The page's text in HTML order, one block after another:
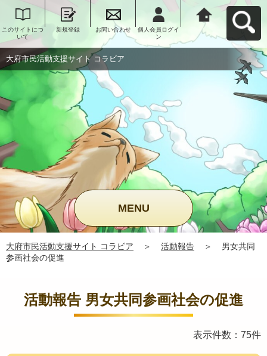
このサイトにつ
いて
新規登録 お問い合わせ
個人会員ログイ
ン
大府市民活動支
援サイト コラビ
アへ戻る
大府市民活動支援サイト コラビア
MENU
大府市民活動支援サイト コラビア ＞ 活動報告 ＞
男女共同
参画社会の促進
活動報告 男女共同参画社会の促進
表示件数：75件